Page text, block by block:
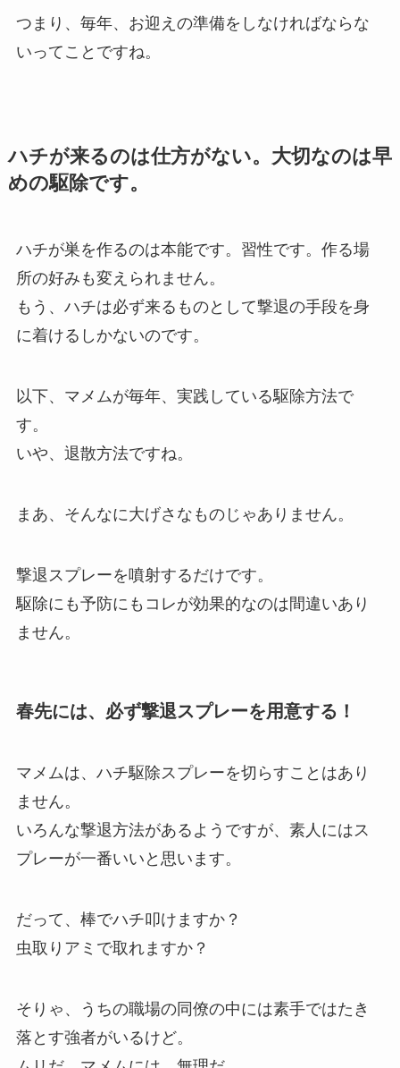
つまり、毎年、お迎えの準備をしなければならな
いってことですね。
ハチが来るのは仕方がない。大切なのは早
めの駆除です。
ハチが巣を作るのは本能です。習性です。作る場
所の好みも変えられません。
もう、ハチは必ず来るものとして撃退の手段を身
に着けるしかないのです。
以下、マメムが毎年、実践している駆除方法で
す。
いや、退散方法ですね。
まあ、そんなに大げさなものじゃありません。
撃退スプレーを噴射するだけです。
駆除にも予防にもコレが効果的なのは間違いあり
ません。
春先には、必ず撃退スプレーを用意する！
マメムは、ハチ駆除スプレーを切らすことはあり
ません。
いろんな撃退方法があるようですが、素人にはス
プレーが一番いいと思います。
だって、棒でハチ叩けますか？
虫取りアミで取れますか？
そりゃ、うちの職場の同僚の中には素手ではたき
落とす強者がいるけど。